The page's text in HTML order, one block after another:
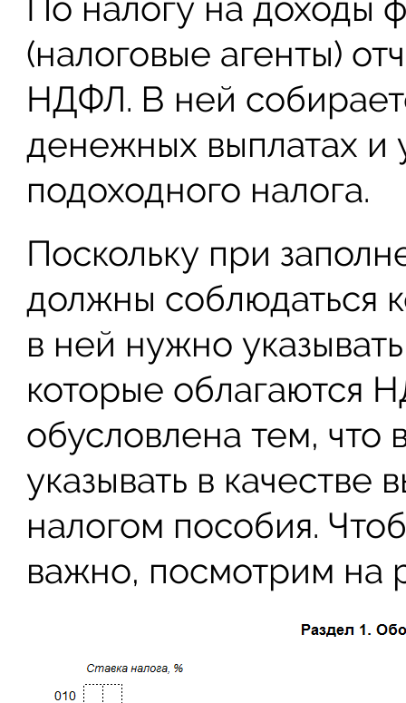
(налоговые агенты)
НДФЛ. В ней
денежных выплатах
подоходного налога.
Поскольку при
должны соблюдаться
в ней нужно
которые облагаются
обусловлена тем, что
указывать в качестве
налогом пособия.
важно, посмотрим на